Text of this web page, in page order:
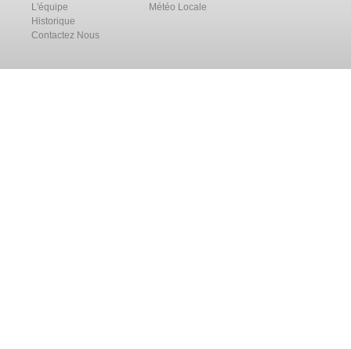
L'équipe
Historique
Contactez Nous
Météo Locale